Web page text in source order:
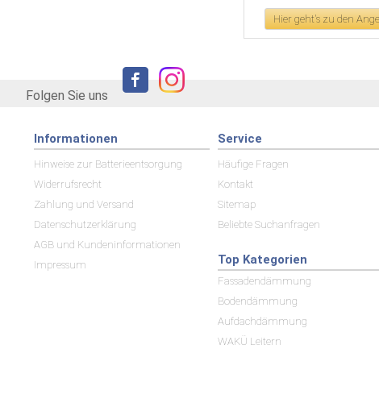
Hier geht's zu den
Folgen Sie uns
Informationen
Hinweise zur Batterieentsorgung
Widerrufsrecht
Zahlung und Versand
Datenschutzerklärung
AGB und Kundeninformationen
Impressum
Service
Häufige Fragen
Kontakt
Sitemap
Beliebte Suchanfragen
Top Kategorien
Fassadendämmung
Bodendämmung
Aufdachdämmung
WAKÜ Leitern